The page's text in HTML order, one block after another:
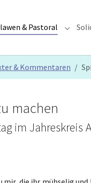
for "Äerzdiözees"
& Pastoral
& Kommentaren
machen
im Jahreskreis